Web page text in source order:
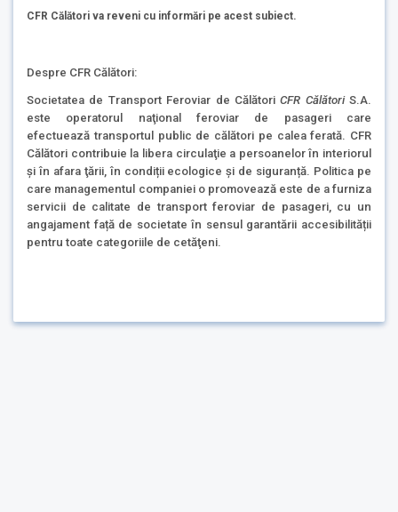
CFR Călători va reveni cu informări pe acest subiect.
Despre CFR Călători:
Societatea de Transport Feroviar de CălătoriCFR Călători S.A.
este operatorul naţional feroviar de pasageri care
efectuează transportul public de călători pe calea ferată. CFR
Călători contribuie la libera circulaţie a persoanelor în interiorul
şi în afara ţării, în condiții ecologice și de siguranță. Politica pe
care managementul companiei o promovează este de a furniza
servicii de calitate de transport feroviar de pasageri, cu un
angajament față de societate în sensul garantării accesibilității
pentru toate categoriile de cetăţeni.